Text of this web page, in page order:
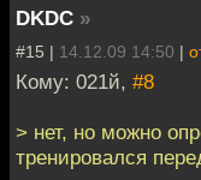
DKDC »
#15 | 14.12.09 14:50 |
Кому: 021й, #8
> нет, но можно
тренировался